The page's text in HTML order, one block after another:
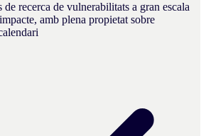
recerca de vulnerabilitats a gran escala
amb plena propietat sobre